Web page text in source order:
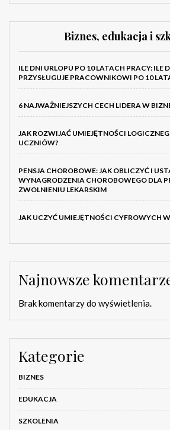
Biznes, edukacja i
ILE DNI URLOPU PO 10 LATACH PRACY: ILE
PRZYSŁUGUJE PRACOWNIKOWI PO 10
6 NAJWAŻNIEJSZYCH CECH LIDERA W
JAK ROZWIJAĆ UMIEJĘTNOŚCI
UCZNIÓW?
PENSJA CHOROBOWE: JAK OBLICZYĆ I
WYNAGRODZENIA CHOROBOWEGO DLA
ZWOLNIENIU LEKARSKIM
JAK UCZYĆ UMIEJĘTNOŚCI CYFROWYCH
Najnowsze
Brak komentarzy do wyświetlenia.
Kategorie
BIZNES
EDUKACJA
SZKOLENIA